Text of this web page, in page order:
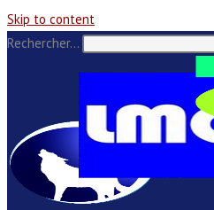
Skip to content
Rechercher…